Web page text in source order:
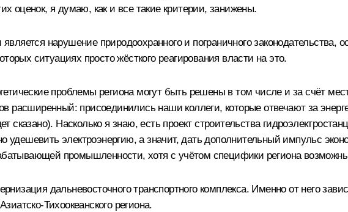
оценок, я думаю, как и все такие критерии, занижены.
нарушение природоохранного и пограничного
ситуациях просто жёсткого реагирования власти на это.
проблемы региона могут быть решены в том числе и за счёт
расширенный: присоединились наши коллеги, которые отвечают за
сказано). Насколько я знаю, есть проект строительства
удешевить электроэнергию, а значит, дать дополнительный импульс
промышленности, хотя с учётом специфики региона возможны
дальневосточного транспортного комплекса. Именно от него
Тихоокеанского региона.